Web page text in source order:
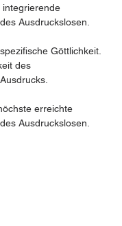
integrierende
Ausdruckslosen.
Göttlichkeit.
des
erreichte
Ausdruckslosen.